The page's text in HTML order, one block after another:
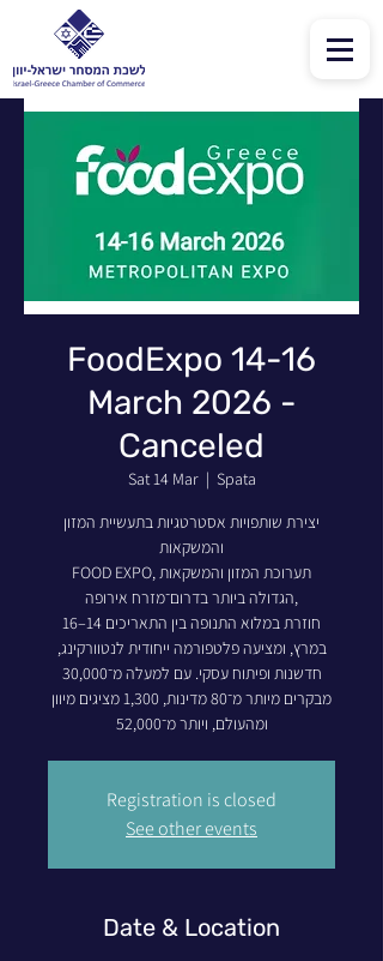
FoodExpo 14-16
March 2026 -
Canceled
Sat 14 Mar
  |
Spata
יצירת שותפויות אסטרטגיות בתעשיית המזון
והמשקאות
FOOD EXPO, תערוכת המזון והמשקאות
הגדולה ביותר בדרום־מזרח אירופה,
חוזרת במלוא התנופה בין התאריכים 14–16
במרץ, ומציעה פלטפורמה ייחודית לנטוורקינג,
חדשנות ופיתוח עסקי. עם למעלה מ־30,000
מבקרים מיותר מ־80 מדינות, 1,300 מציגים מיוון
ומהעולם, ויותר מ־52,000
Registration is closed
See other events
Date & Location